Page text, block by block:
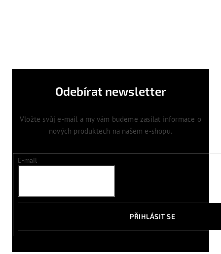
Odebírat newsletter
Vložte svůj e-mail a my vám budeme zasílat informace o
nových produktech na našem e-shopu.
E-mail
PŘIHLÁSIT SE